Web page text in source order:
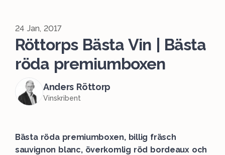
24 Jan, 2017
Röttorps Bästa Vin | Bästa
röda premiumboxen
Anders Röttorp
Vinskribent
Bästa röda premiumboxen, billig fräsch
sauvignon blanc, överkomlig röd bordeaux och